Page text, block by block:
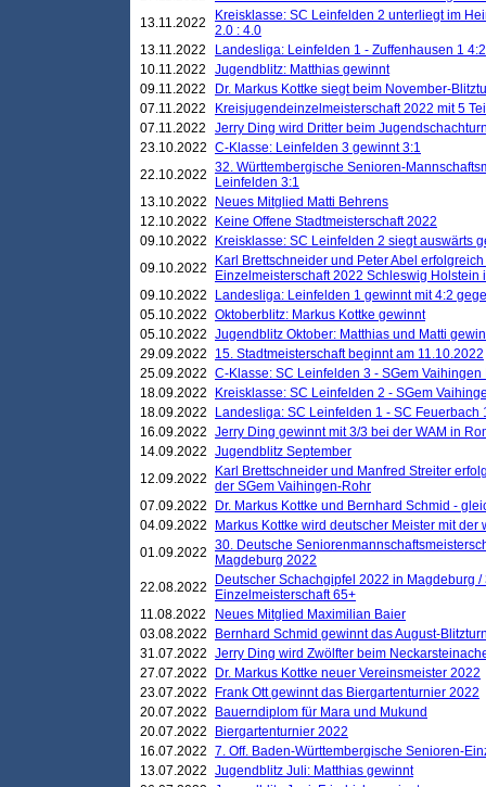
13.11.2022
Kreisklasse: SC Leinfelden 2 unterliegt im
2.0 : 4.0
13.11.2022
Landesliga: Leinfelden 1 - Zuffenhausen 1 4:2
10.11.2022
Jugendblitz: Matthias gewinnt
09.11.2022
Dr. Markus Kottke siegt beim November-
07.11.2022
Kreisjugendeinzelmeisterschaft 2022 mit 5
07.11.2022
Jerry Ding wird Dritter beim
23.10.2022 C-Klasse: Leinfelden 3 gewinnt 3:1
22.10.2022 32. Württembergische Senioren-
Leinfelden 3:1
13.10.2022
Neues Mitglied Matti Behrens
12.10.2022
Keine Offene Stadtmeisterschaft 2022
09.10.2022
Kreisklasse: SC Leinfelden 2 siegt auswärts
09.10.2022
Karl Brettschneider und Peter Abel
Einzelmeisterschaft 2022 Schleswig Holstein
09.10.2022
Landesliga: Leinfelden 1 gewinnt mit 4:2
05.10.2022 Oktoberblitz: Markus Kottke gewinnt
05.10.2022 Jugendblitz Oktober: Matthias und Matti
29.09.2022
15. Stadtmeisterschaft beginnt am 11.10.2022
25.09.2022 C-Klasse: SC Leinfelden 3 - SGem Vaihingen
18.09.2022
Kreisklasse: SC Leinfelden 2 - SGem
18.09.2022
Landesliga: SC Leinfelden 1 - SC Feuerbach
16.09.2022 Jerry Ding gewinnt mit 3/3 bei der WAM in
14.09.2022 Jugendblitz September
12.09.2022
Karl Brettschneider und Manfred Streiter
der SGem Vaihingen-Rohr
07.09.2022
Dr. Markus Kottke und Bernhard Schmid -
04.09.2022
Markus Kottke wird deutscher Meister mit
01.09.2022 30. Deutsche
Magdeburg 2022
22.08.2022
Deutscher Schachgipfel 2022 in Magdeburg
Einzelmeisterschaft 65+
11.08.2022
Neues Mitglied Maximilian Baier
03.08.2022
Bernhard Schmid gewinnt das August-
31.07.2022 Jerry Ding wird Zwölfter beim
27.07.2022
Dr. Markus Kottke neuer Vereinsmeister 2022
23.07.2022
Frank Ott gewinnt das Biergartenturnier 2022
20.07.2022
Bauerndiplom für Mara und Mukund
20.07.2022
Biergartenturnier 2022
16.07.2022 7. Off. Baden-Württembergische Senioren-
13.07.2022 Jugendblitz Juli: Matthias gewinnt